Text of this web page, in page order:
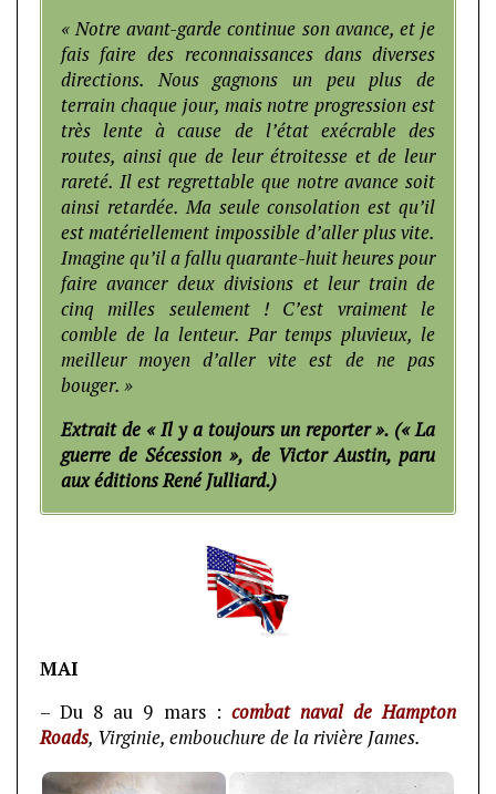
« Notre avant-garde continue son avance, et je
fais faire des reconnaissances dans diverses
directions. Nous gagnons un peu plus de
terrain chaque jour, mais notre progression est
très lente à cause de l’état exécrable des
routes, ainsi que de leur étroitesse et de leur
rareté. Il est regrettable que notre avance soit
ainsi retardée. Ma seule consolation est qu’il
est matériellement impossible d’aller plus vite.
Imagine qu’il a fallu quarante-huit heures pour
faire avancer deux divisions et leur train de
cinq milles seulement ! C’est vraiment le
comble de la lenteur. Par temps pluvieux, le
meilleur moyen d’aller vite est de ne pas
bouger. »
Extrait de « Il y a toujours un reporter ». (« La
guerre de Sécession », de Victor Austin, paru
aux éditions René Julliard.)
MAI
– Du 8 au 9 mars : combat naval de Hampton
Roads, Virginie, embouchure de la rivière James.